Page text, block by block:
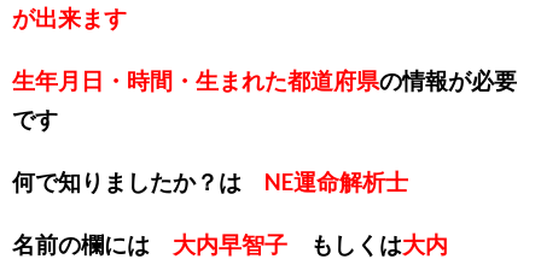
が出来ます
生年月日・時間・生まれた都道府県の情報が必要
です
何で知りましたか？は NE運命解析士
名前の欄には 大内早智子 もしくは大内